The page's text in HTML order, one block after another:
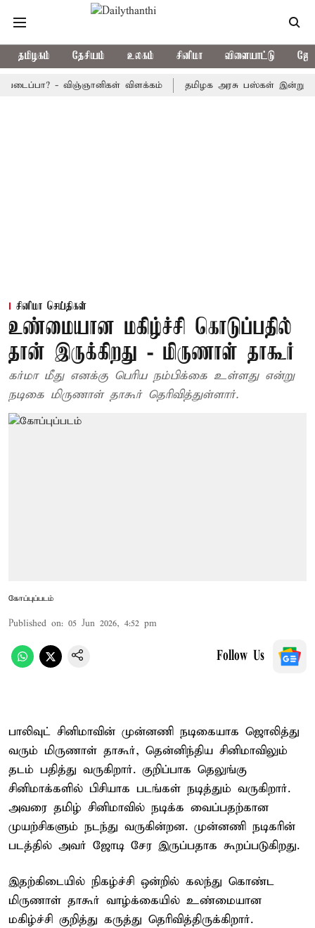
தமிழகம் தேசியம் உலகம் சினிமா விளையாட்டு
- விஞ்ஞானிகள் விளக்கம் தமிழக அரசு பஸ்கள் இன்று
சினிமா செய்திகள்
உண்மையான மகிழ்ச்சி கொடுப்பதில்
தான் இருக்கிறது - மிருணாள் தாகூர்
கர்மா மீது எனக்கு பெரிய நம்பிக்கை உள்ளது என்று
நடிகை மிருணாள் தாகூர் தெரிவித்துள்ளார்.
கோப்புப்படம்
Published on: 05 Jun 2026, 4:52 pm
Follow Us
பாலிவுட் சினிமாவின் முன்னணி நடிகையாக ஜொலித்து
வரும் மிருணாள் தாகூர், தென்னிந்திய சினிமாவிலும்
தடம் பதித்து வருகிறார். குறிப்பாக தெலுங்கு
சினிமாக்களில் பிசியாக படங்கள் நடித்தும் வருகிறார்.
அவரை தமிழ் சினிமாவில் நடிக்க வைப்பதற்கான
முயற்சிகளும் நடந்து வருகின்றன. முன்னணி நடிகரின்
படத்தில் அவர் ஜோடி சேர இருப்பதாக கூறப்படுகிறது.
இதற்கிடையில் நிகழ்ச்சி ஒன்றில் கலந்து கொண்ட
மிருணாள் தாகூர் வாழ்க்கையில் உண்மையான
மகிழ்ச்சி குறித்து கருத்து தெரிவித்திருக்கிறார்.